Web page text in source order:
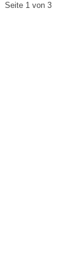
Seite 1 von 3